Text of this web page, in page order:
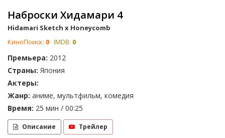
Наброски Хидамари 4
Hidamari Sketch x Honeycomb
КиноПоиск: 0 IMDB: 0
Премьера: 2012
Страны: Япония
Актеры:
Жанр: аниме, мультфильм, комедия
Время: 25 мин / 00:25
Описание Трейлер